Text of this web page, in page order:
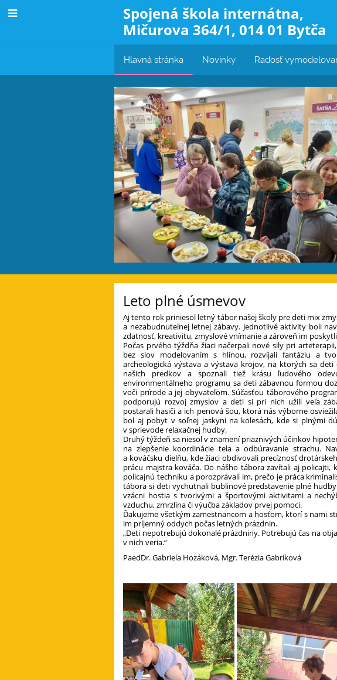
Spojená škola internátna,
Mičurova 364/1, 014 01 Bytča
Hlavná stránka Novinky Radosť
Hlavná
stránka
Leto plné úsmevov
Aj tento rok priniesol letný tábor našej školy pre deti mix
a nezabudnuteľnej letnej zábavy. Jednotlivé aktivity boli
zdatnosť, kreativitu, zmyslové vnímanie a zároveň im
Počas prvého týždňa žiaci načerpali nové sily pri
bez slov modelovaním s hlinou, rozvíjali fantáziu a
archeologická výstava a výstava krojov, na ktorých sa
našich predkov a spoznali tiež krásu ľudového
environmentálneho programu sa deti zábavnou formou
voči prírode a jej obyvateľom. Súčasťou táborového
podporujú rozvoj zmyslov a deti si pri nich užili veľa
postarali hasiči a ich penová šou, ktorá nás výborne
bol aj pobyt v soľnej jaskyni na kolesách, kde si plnými
v sprievode relaxačnej hudby.
Druhý týždeň sa niesol v znamení priaznivých účinkov
na zlepšenie koordinácie tela a odbúravanie strachu.
a kováčsku dielňu, kde žiaci obdivovali precíznosť
prácu majstra kováča. Do nášho tábora zavítali aj
policajnú techniku a porozprávali im, prečo je práca
tábora si deti vychutnali bublinové predstavenie plné
vzácni hostia s tvorivými a športovými aktivitami a
vzduchu, zmrzlina či výučba základov prvej pomoci.
Ďakujeme všetkým zamestnancom a hosťom, ktorí s nami
im príjemný oddych počas letných prázdnin.
„Deti nepotrebujú dokonalé prázdniny. Potrebujú čas na
v nich veria.“
PaedDr. Gabriela Hozáková, Mgr. Terézia Gabríková